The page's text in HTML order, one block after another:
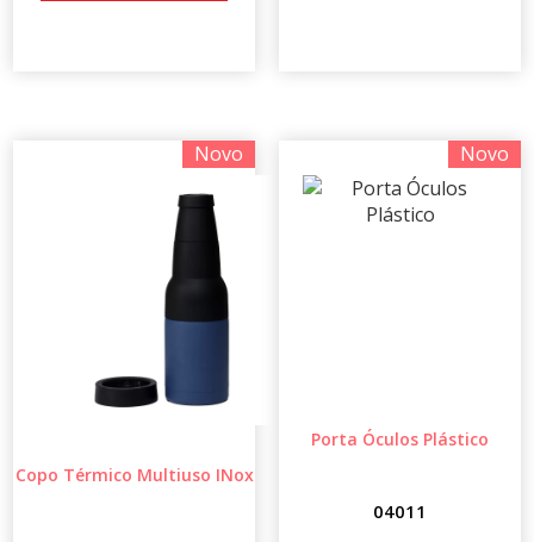
Novo
Copo Térmico Multiuso INox
Novo
Porta Óculos Plástico
04011